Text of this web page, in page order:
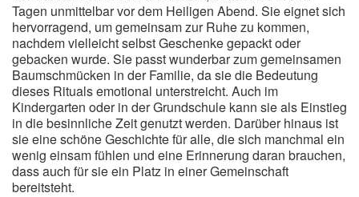
Tagen unmittelbar vor dem Heiligen Abend. Sie eignet sich
hervorragend, um gemeinsam zur Ruhe zu kommen,
nachdem vielleicht selbst Geschenke gepackt oder
gebacken wurde. Sie passt wunderbar zum gemeinsamen
Baumschmücken in der Familie, da sie die Bedeutung
dieses Rituals emotional unterstreicht. Auch im
Kindergarten oder in der Grundschule kann sie als Einstieg
in die besinnliche Zeit genutzt werden. Darüber hinaus ist
sie eine schöne Geschichte für alle, die sich manchmal ein
wenig einsam fühlen und eine Erinnerung daran brauchen,
dass auch für sie ein Platz in einer Gemeinschaft
bereitsteht.